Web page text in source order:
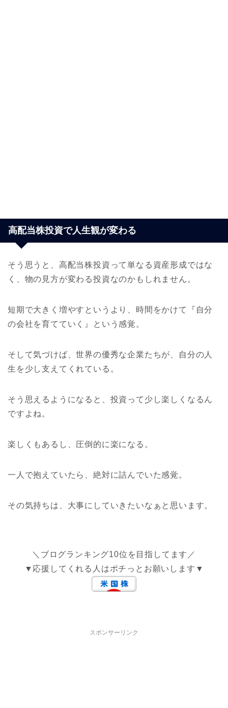
高配当株投資で人生観が変わる
そう思うと、高配当株投資って単なる資産形成ではな
く、物の見方が変わる投資なのかもしれません。
短期で大きく増やすというより、時間をかけて『自分
の会社を育てていく』という感覚。
そして気づけば、世界の優秀な企業たちが、自分の人
生を少し支えてくれている。
そう思えるようになると、投資って少し楽しくなるん
ですよね。
楽しくもあるし、圧倒的に楽になる。
一人で抱えていたら、絶対に詰んでいた感覚。
その気持ちは、大事にしていきたいなぁと思います。
＼ブログランキング10位を目指してます／
▼応援してくれる人はポチっとお願いします▼
スポンサーリンク